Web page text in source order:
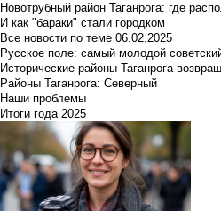
Новотрубный район Таганрога: где
И как "бараки" стали городком
Все новости по теме 06.02.2025
Русское поле: самый молодой
Исторические районы Таганрога
Районы Таганрога: Северный
Наши проблемы
Итоги года 2025